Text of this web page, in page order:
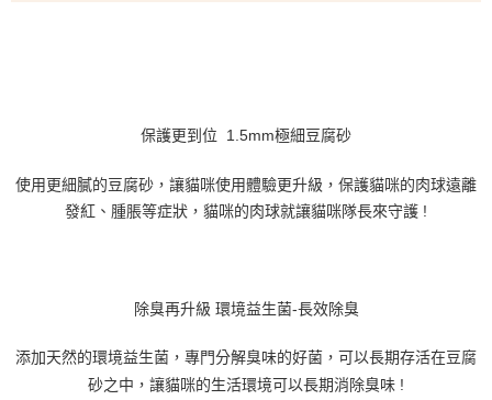
保護更到位 1.5mm極細豆腐砂
使用更細膩的豆腐砂，讓貓咪使用體驗更升級，保護貓咪的肉球遠離
發紅、腫脹等症狀，貓咪的肉球就讓貓咪隊長來守護 !
除臭再升級 環境益生菌-長效除臭
添加天然的環境益生菌，專門分解臭味的好菌，可以長期存活在豆腐
砂之中，讓貓咪的生活環境可以長期消除臭味 !